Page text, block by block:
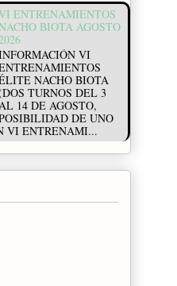
ENTRENAMIENTOS
BIOTA AGOSTO
VI
NACHO BIOTA
TURNOS DEL 3
14 DE AGOSTO,
DE UNO
VI ENTRENAMI...